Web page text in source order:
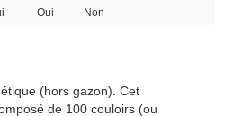
Oui Non
(hors gazon). Cet
de 100 couloirs (ou